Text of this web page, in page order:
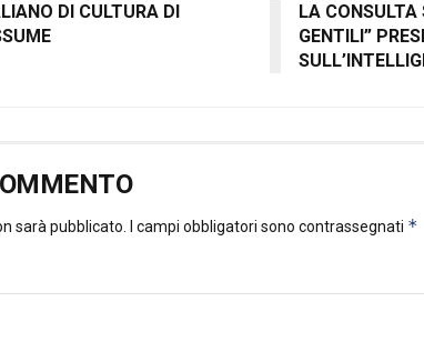
DI CULTURA DI
LA CONSULTA
GENTILI”
sarà pubblicato. I campi obbligatori sono contrassegnati *